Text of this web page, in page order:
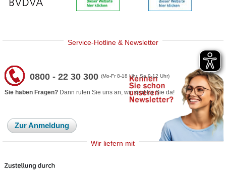
Service-Hotline & Newsletter
0800 - 22 30 300(Mo-Fr 8-18 Uhr, Sa 9-12 Uhr)
Sie haben Fragen? Dann rufen Sie uns an, wir sind für Sie da!
Zur Anmeldung
Wir liefern mit